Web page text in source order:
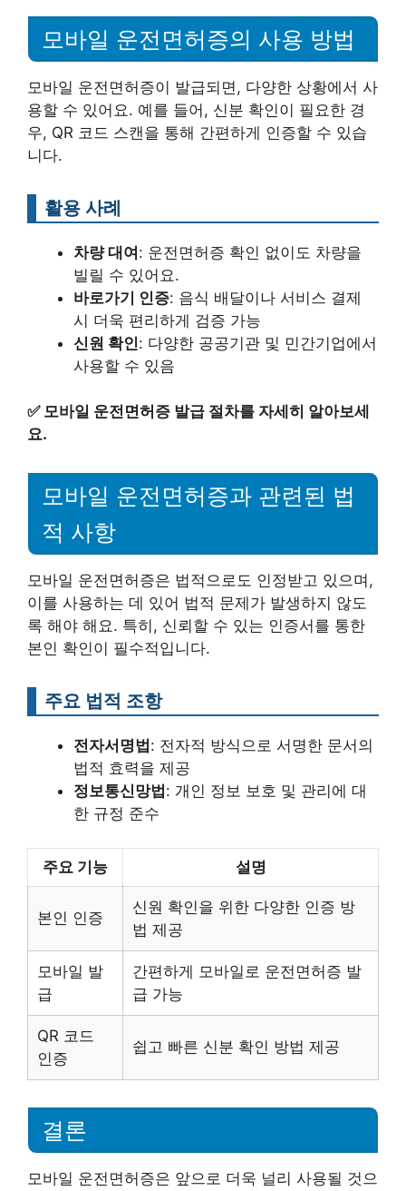
모바일 운전면허증의 사용 방법
모바일 운전면허증이 발급되면, 다양한 상황에서 사
용할 수 있어요. 예를 들어, 신분 확인이 필요한 경
우, QR 코드 스캔을 통해 간편하게 인증할 수 있습
니다.
활용 사례
차량 대여: 운전면허증 확인 없이도 차량을
빌릴 수 있어요.
바로가기 인증: 음식 배달이나 서비스 결제
시 더욱 편리하게 검증 가능
신원 확인: 다양한 공공기관 및 민간기업에서
사용할 수 있음
✅ 모바일 운전면허증 발급 절차를 자세히 알아보세
요.
모바일 운전면허증과 관련된 법
적 사항
모바일 운전면허증은 법적으로도 인정받고 있으며,
이를 사용하는 데 있어 법적 문제가 발생하지 않도
록 해야 해요. 특히, 신뢰할 수 있는 인증서를 통한
본인 확인이 필수적입니다.
주요 법적 조항
전자서명법: 전자적 방식으로 서명한 문서의
법적 효력을 제공
정보통신망법: 개인 정보 보호 및 관리에 대
한 규정 준수
주요 기능 설명
본인 인증
신원 확인을 위한 다양한 인증 방
법 제공
모바일 발
급
간편하게 모바일로 운전면허증 발
급 가능
QR 코드
인증
쉽고 빠른 신분 확인 방법 제공
결론
모바일 운전면허증은 앞으로 더욱 널리 사용될 것으